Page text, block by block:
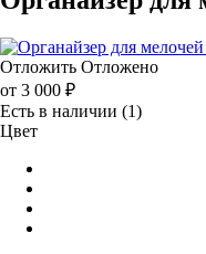
Отложить Отложено
от 3 000 ₽
Есть в наличии (1)
Цвет